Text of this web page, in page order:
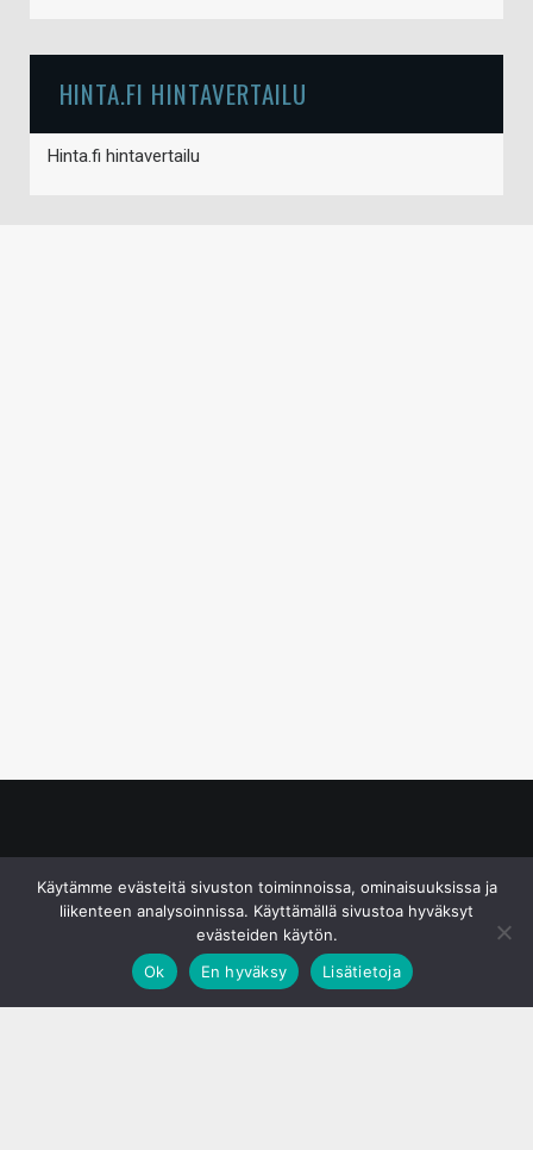
HINTA.FI HINTAVERTAILU
Hinta.fi hintavertailu
Käytämme evästeitä sivuston toiminnoissa, ominaisuuksissa ja
liikenteen analysoinnissa. Käyttämällä sivustoa hyväksyt
evästeiden käytön.
Ok
En hyväksy Lisätietoja